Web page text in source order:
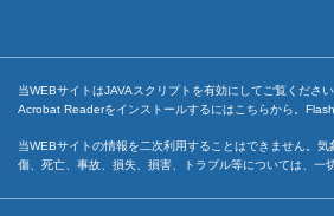
当WEBサイトはJAVAスクリプトを有効にしてご覧くだ
Acrobat Readerをインストールするには こちらから。
当WEBサイトの情報を二次利用することはできません。
傷、死亡、事故、損失、損害、トラブル等については、